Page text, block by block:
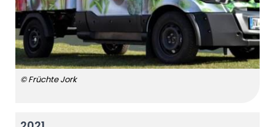
© Früchte Jork